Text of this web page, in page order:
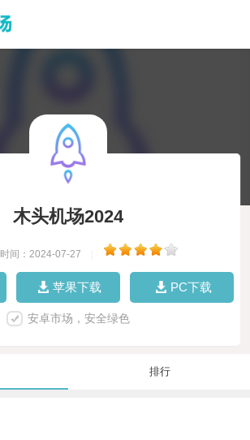
木头机场2024
时间：2024-07-27
苹果下载 PC下载
安卓市场，安全绿色
排行